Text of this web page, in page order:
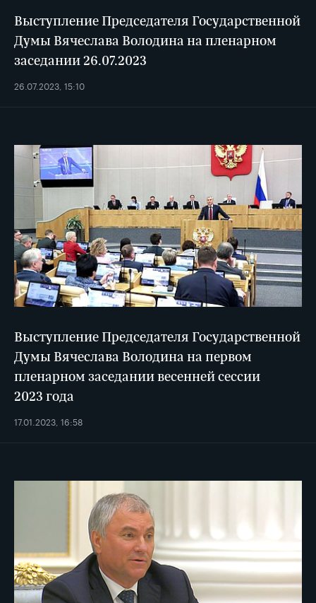
Выступление Председателя Государственной
Думы Вячеслава Володина на пленарном
заседании 26.07.2023
26.07.2023, 15:10
Выступление Председателя Государственной
Думы Вячеслава Володина на первом
пленарном заседании весенней сессии
2023 года
17.01.2023, 16:58